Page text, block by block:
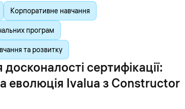
Корпоративне навчання
програм
та розвитку
сертифікації:
еволюція Ivalua з Constructor